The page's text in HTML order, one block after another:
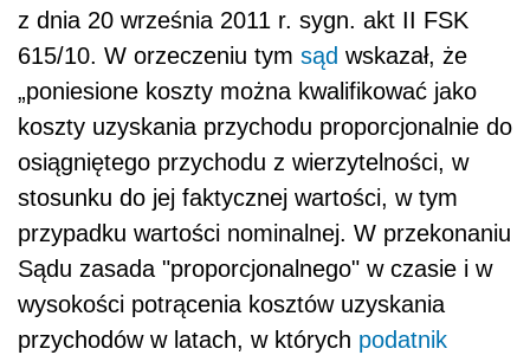
z dnia 20 września 2011 r. sygn. akt II FSK
615/10. W orzeczeniu tym sąd wskazał, że
„poniesione koszty można kwalifikować jako
koszty uzyskania przychodu proporcjonalnie do
osiągniętego przychodu z wierzytelności, w
stosunku do jej faktycznej wartości, w tym
przypadku wartości nominalnej. W przekonaniu
Sądu zasada "proporcjonalnego" w czasie i w
wysokości potrącenia kosztów uzyskania
przychodów w latach, w których podatnik